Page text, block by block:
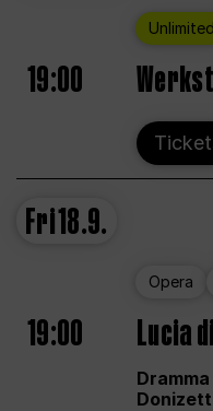
Unlimited
19:00
Fri18.9.
Opera
19:00 Lucia